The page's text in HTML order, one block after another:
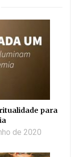
para
de 2020